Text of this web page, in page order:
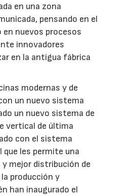
en una zona
pensando en el
nuevos procesos
innovadores
en la antigua fábrica
modernas y de
un nuevo sistema
un nuevo sistema de
vertical de última
con el sistema
les permite una
mejor distribución de
producción y
han inaugurado el